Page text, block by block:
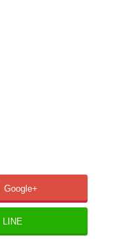
Google+
LINE